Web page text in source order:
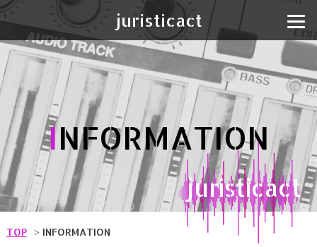
juristicact
INFORMATION
juristicact
TOP INFORMATION